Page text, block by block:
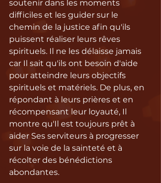
soutenir dans les moments
difficiles et les guider sur le
chemin de la justice afin qu'ils
puissent réaliser leurs rêves
spirituels. Il ne les délaisse jamais
car Il sait qu'ils ont besoin d'aide
pour atteindre leurs objectifs
spirituels et matériels. De plus, en
répondant à leurs prières et en
récompensant leur loyauté, Il
montre qu'Il est toujours prêt à
aider Ses serviteurs à progresser
sur la voie de la sainteté et à
récolter des bénédictions
abondantes.